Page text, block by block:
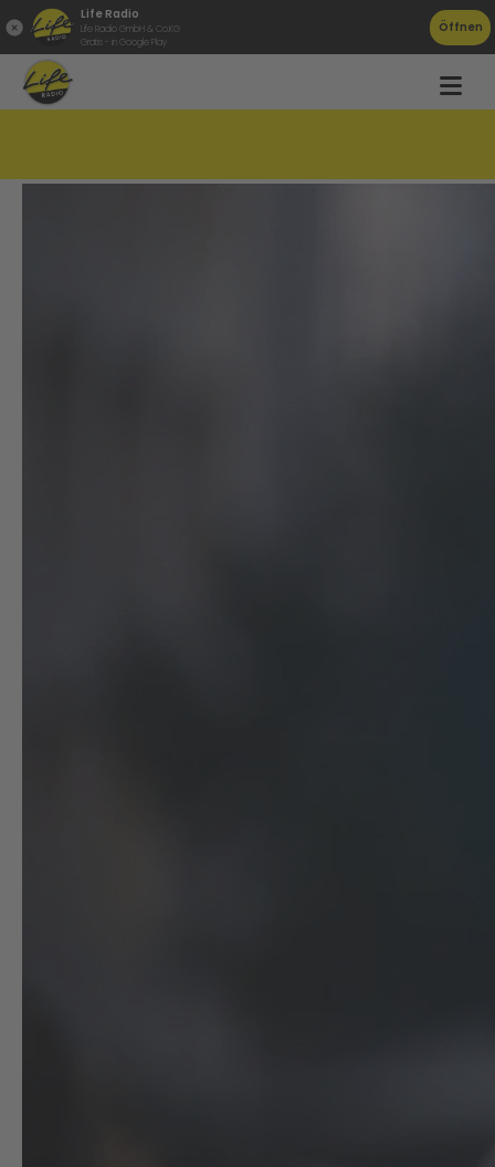
Life Radio
Life Radio GmbH & Co.KG
Gratis - in Google Play
Öffnen